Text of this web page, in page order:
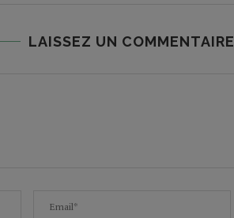
LAISSEZ UN COMMENTAIRE